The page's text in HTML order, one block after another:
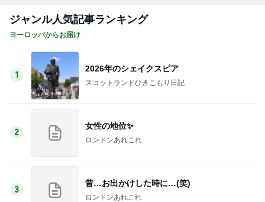
ジャンル人気記事ランキング
ヨーロッパからお届け
1
2026年のシェイクスピア
スコットランドひきこもり日記
2
女性の地位✨
ロンドンあれこれ
3
昔…お出かけした時に…(笑)
ロンドンあれこれ